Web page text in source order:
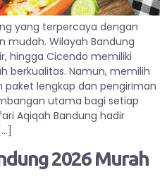
yang terpercaya dengan
mudah. Wilayah Bandung
hingga Cicendo memiliki
berkualitas. Namun, memilih
lengkap dan pengiriman
utama bagi setiap
Aqiqah Bandung hadir
2026 Murah